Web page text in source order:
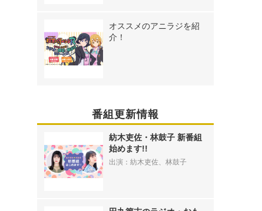
オススメのアニラジを紹
介！
番組更新情報
紡木吏佐・林鼓子 新番組
始めます!!
出演：紡木吏佐、林鼓子